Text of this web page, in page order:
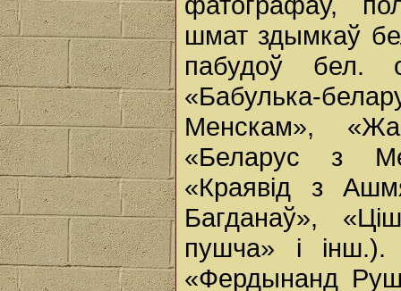
шмат здымкаў
пабудоў бел.
«Бабулька-
Менскам»,
«Беларус з
«Краявід з
Багданаў»,
пушча» і
«Фердынанд